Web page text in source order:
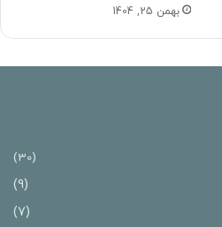
بهمن 25, 1404
(30)
(9)
(7)